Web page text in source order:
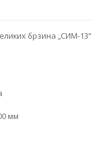
брзина „СИМ-13“
мм